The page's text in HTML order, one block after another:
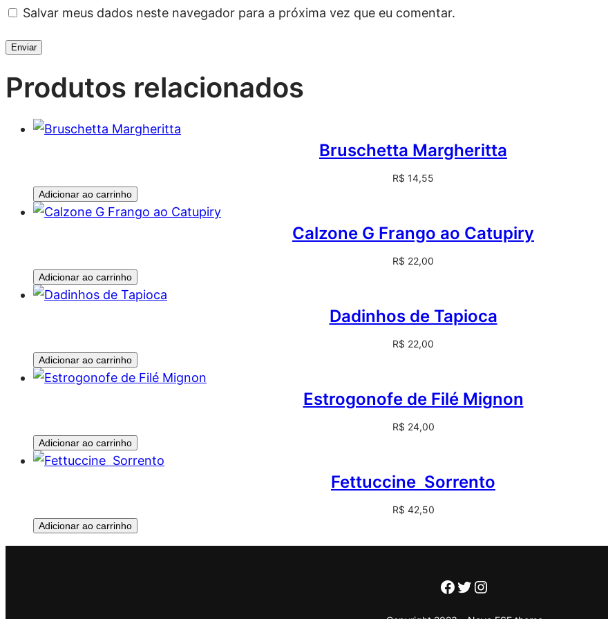
Salvar meus dados neste navegador para a próxima vez que eu comentar.
Produtos relacionados
Bruschetta Margheritta
R$ 14,55
Adicionar ao carrinho
Calzone G Frango ao Catupiry
R$ 22,00
Adicionar ao carrinho
Dadinhos de Tapioca
R$ 22,00
Adicionar ao carrinho
Estrogonofe de Filé Mignon
R$ 24,00
Adicionar ao carrinho
Fettuccine Sorrento
R$ 42,50
Adicionar ao carrinho
Facebook
Twitter
Instagram